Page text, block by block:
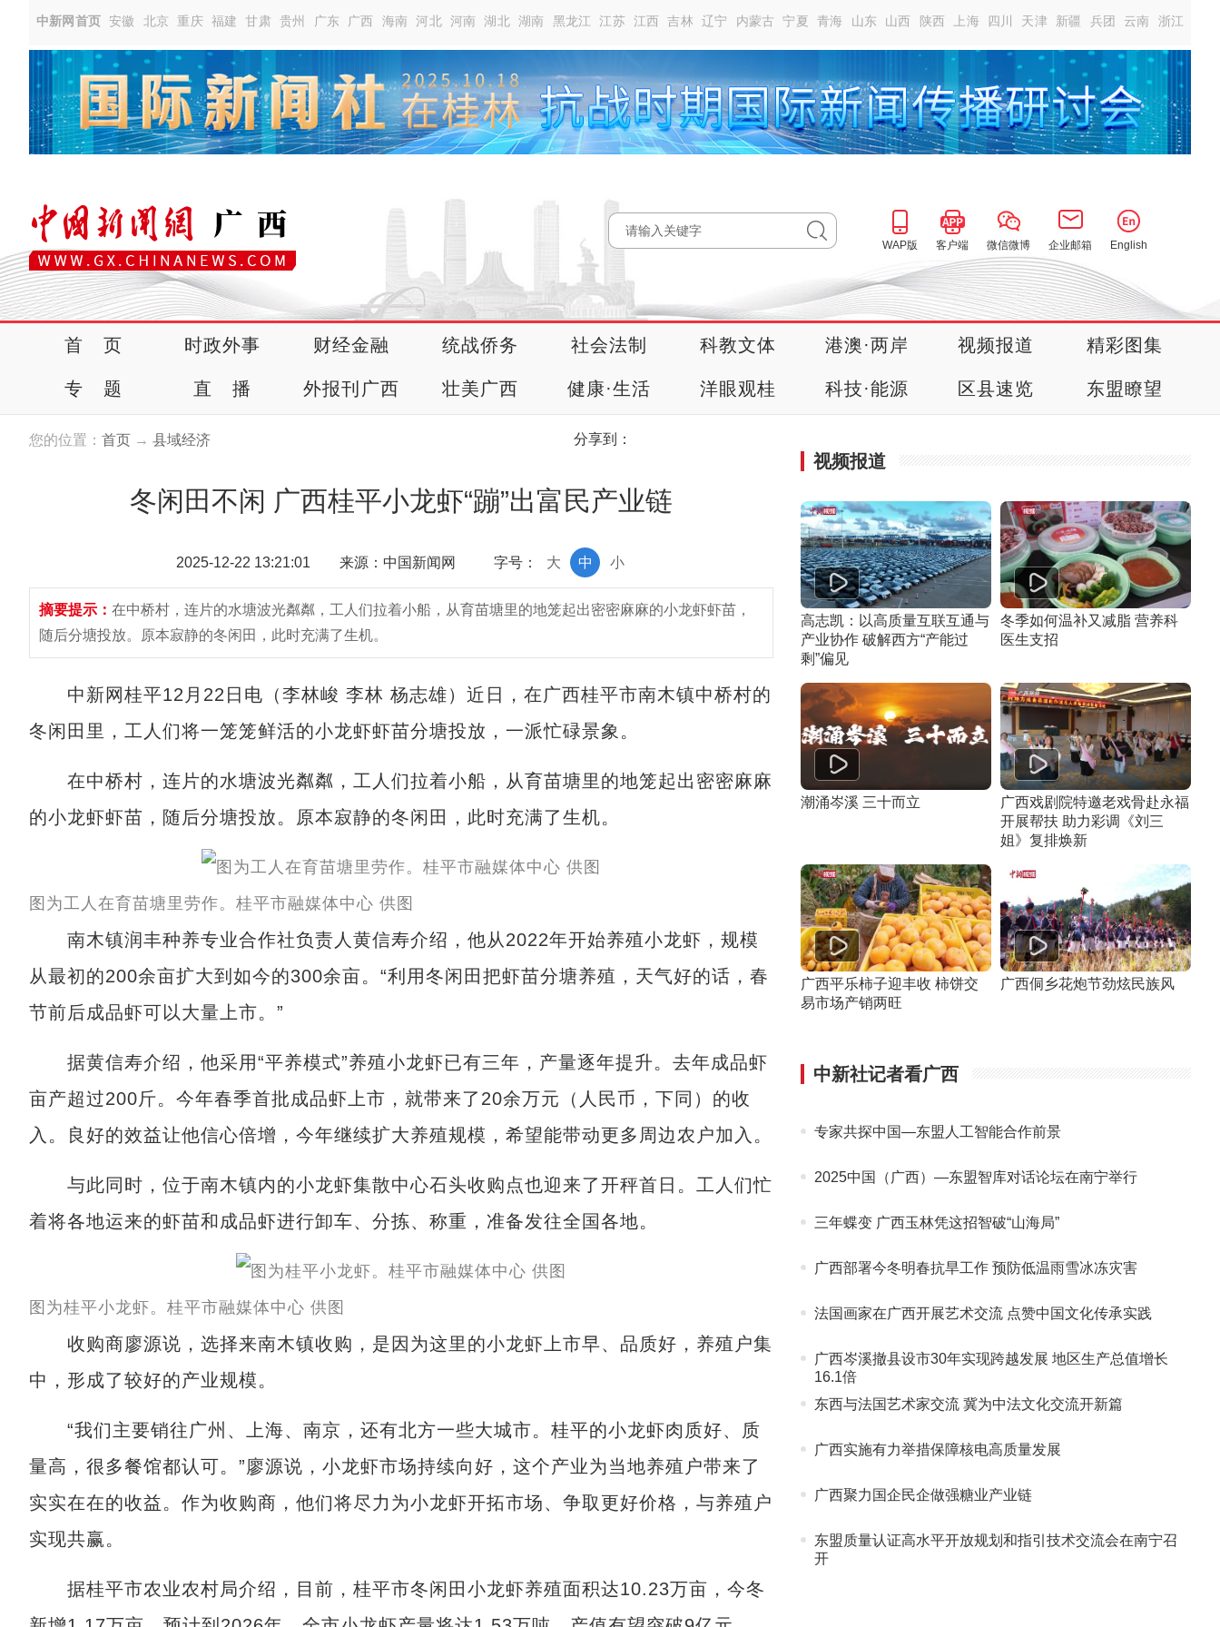
中新网首页 安徽 北京 重庆 福建 甘肃 贵州 广东 广西 海南 河北 河南 湖北 湖南 黑龙江 江苏 江西 吉林 辽宁 内蒙古 宁夏 青海 山东 山西 陕西 上海 四川 天津 新疆 兵团 云南 浙江
WAP版 客户端 微信微博 企业邮箱 English
首 页 时政外事 财经金融 统战侨务 社会法制 科教文体 港澳·两岸 视频报道 精彩图集
专 题 直 播 外报刊广西 壮美广西 健康·生活 洋眼观桂 科技·能源 区县速览 东盟瞭望
您的位置： 首页 → 县域经济 分享到：
冬闲田不闲 广西桂平小龙虾“蹦”出富民产业链
2025-12-22 13:21:01 来源：中国新闻网 字号： 小
中
大
摘要提示： 在中桥村，连片的水塘波光粼粼，工人们拉着小船，从育苗塘里的地笼起出密密麻麻的小龙虾虾苗，
随后分塘投放。原本寂静的冬闲田，此时充满了生机。
中新网桂平12月22日电（李林峻 李林 杨志雄）近日，在广西桂平市南木镇中桥村的
冬闲田里，工人们将一笼笼鲜活的小龙虾虾苗分塘投放，一派忙碌景象。
在中桥村，连片的水塘波光粼粼，工人们拉着小船，从育苗塘里的地笼起出密密麻麻
的小龙虾虾苗，随后分塘投放。原本寂静的冬闲田，此时充满了生机。
图为工人在育苗塘里劳作。桂平市融媒体中心 供图
南木镇润丰种养专业合作社负责人黄信寿介绍，他从2022年开始养殖小龙虾，规模
从最初的200余亩扩大到如今的300余亩。“利用冬闲田把虾苗分塘养殖，天气好的话，春
节前后成品虾可以大量上市。”
据黄信寿介绍，他采用“平养模式”养殖小龙虾已有三年，产量逐年提升。去年成品虾
亩产超过200斤。今年春季首批成品虾上市，就带来了20余万元（人民币，下同）的收
入。良好的效益让他信心倍增，今年继续扩大养殖规模，希望能带动更多周边农户加入。
与此同时，位于南木镇内的小龙虾集散中心石头收购点也迎来了开秤首日。工人们忙
着将各地运来的虾苗和成品虾进行卸车、分拣、称重，准备发往全国各地。
图为桂平小龙虾。桂平市融媒体中心 供图
收购商廖源说，选择来南木镇收购，是因为这里的小龙虾上市早、品质好，养殖户集
中，形成了较好的产业规模。
“我们主要销往广州、上海、南京，还有北方一些大城市。桂平的小龙虾肉质好、质
量高，很多餐馆都认可。”廖源说，小龙虾市场持续向好，这个产业为当地养殖户带来了
实实在在的收益。作为收购商，他们将尽力为小龙虾开拓市场、争取更好价格，与养殖户
实现共赢。
据桂平市农业农村局介绍，目前，桂平市冬闲田小龙虾养殖面积达10.23万亩，今冬
视频报道
高志凯：以高质量互联互通与
产业协作 破解西方“产能过
剩”偏见
冬季如何温补又减脂 营养科
医生支招
潮涌岑溪 三十而立
广西戏剧院特邀老戏骨赴永福
开展帮扶 助力彩调《刘三
姐》复排焕新
广西平乐柿子迎丰收 柿饼交
易市场产销两旺
广西侗乡花炮节劲炫民族风
中新社记者看广西
专家共探中国—东盟人工智能合作前景
2025中国（广西）—东盟智库对话论坛在南宁举行
三年蝶变 广西玉林凭这招智破“山海局”
广西部署今冬明春抗旱工作 预防低温雨雪冰冻灾害
法国画家在广西开展艺术交流 点赞中国文化传承实践
广西岑溪撤县设市30年实现跨越发展 地区生产总值增长
16.1倍
东西与法国艺术家交流 冀为中法文化交流开新篇
广西实施有力举措保障核电高质量发展
广西聚力国企民企做强糖业产业链
东盟质量认证高水平开放规划和指引技术交流会在南宁召
开